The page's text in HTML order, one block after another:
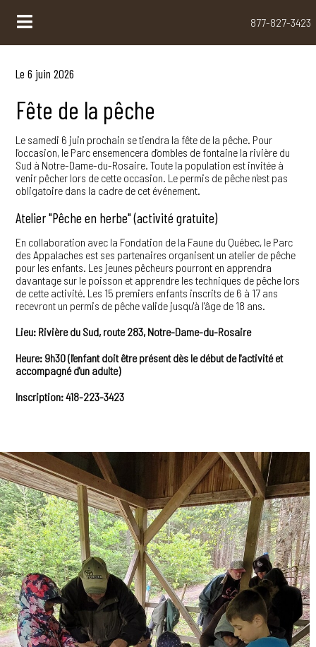
877-827-3423
Le 6 juin 2026
Fête de la pêche
Le samedi 6 juin prochain se tiendra la fête de la pêche. Pour
l'occasion, le Parc ensemencera d'ombles de fontaine la rivière du
Sud à Notre-Dame-du-Rosaire. Toute la population est invitée à
venir pêcher lors de cette occasion. Le permis de pêche n'est pas
obligatoire dans la cadre de cet événement.
Atelier "Pêche en herbe" (activité gratuite)
En collaboration avec la Fondation de la Faune du Québec, le Parc
des Appalaches est ses partenaires organisent un atelier de pêche
pour les enfants. Les jeunes pêcheurs pourront en apprendra
davantage sur le poisson et apprendre les techniques de pêche lors
de cette activité. Les 15 premiers enfants inscrits de 6 à 17 ans
recevront un permis de pêche valide jusqu'à l'âge de 18 ans.
Lieu: Rivière du Sud, route 283, Notre-Dame-du-Rosaire
Heure: 9h30 (l'enfant doit être présent dès le début de l'activité et
accompagné d'un adulte)
Inscription: 418-223-3423